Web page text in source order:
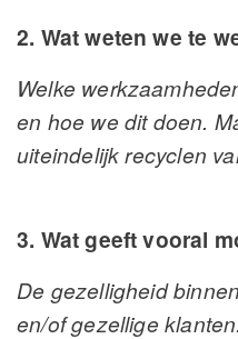
2. Wat weten we te
Welke
en hoe we dit doen.
uiteindelijk recyclen
3. Wat geeft vooral
De gezelligheid
en/of gezellige